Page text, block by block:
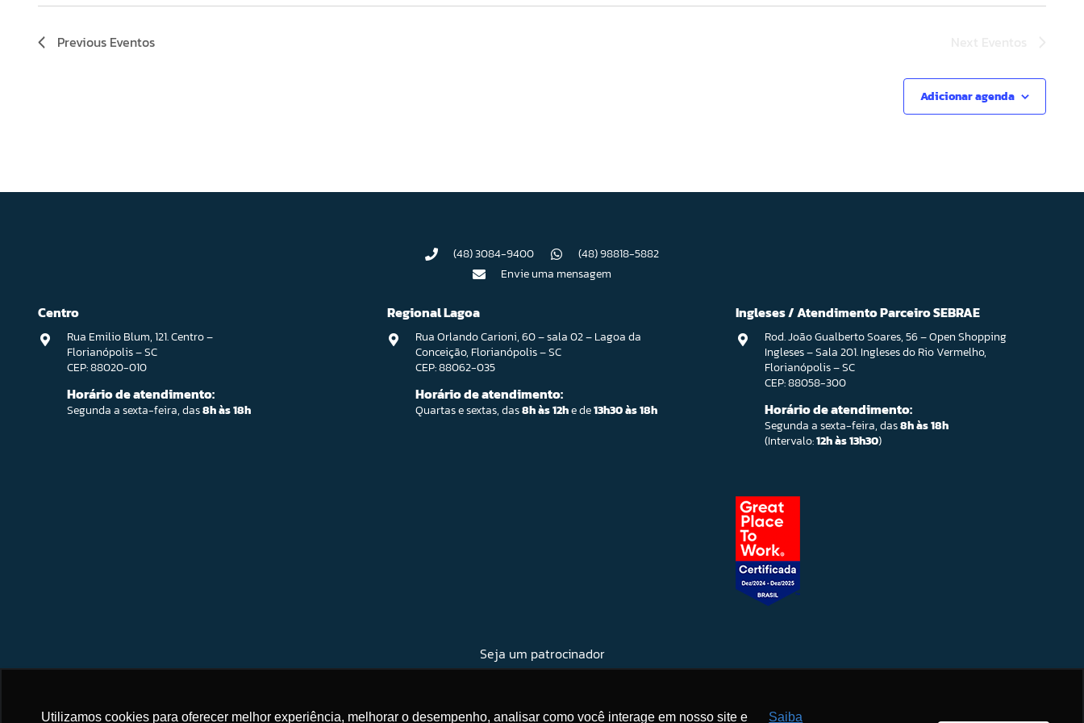
Utilizamos cookies para oferecer melhor experiência, melhorar o desempenho, analisar como você interage em nosso site e Saiba
Previous Eventos
Adicionar agenda
(48) 3084-9400
(48) 98818-5882
Envie uma mensagem
Centro
Rua Emilio Blum, 121. Centro –
Florianópolis – SC
CEP: 88020-010
Horário de atendimento:
Segunda a sexta-feira, das8h às 18h
Regional Lagoa
Rua Orlando Carioni, 60 – sala 02 – Lagoa da
Conceição, Florianópolis – SC
CEP: 88062-035
Horário de atendimento:
Quartas e sextas, das8h às 12he de13h30 às 18h
Ingleses / Atendimento Parceiro SEBRAE
Rod. João Gualberto Soares, 56 – Open Shopping
Ingleses – Sala 201. Ingleses do Rio Vermelho,
Florianópolis – SC
CEP: 88058-300
Horário de atendimento:
Segunda a sexta-feira, das8h às 18h
(Intervalo:12h às 13h30)
Seja um patrocinador